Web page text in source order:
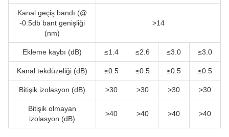
Kanal geçiş bandı (@
-0.5db bant genişliği
(nm)
>14
Ekleme kaybı (dB) ≤1.4 ≤2.6 ≤3.0 ≤3.0
Kanal tekdüzeliği (dB) ≤0.5 ≤0.5 ≤0.5 ≤0.5
Bitişik izolasyon (dB) >30 >30 >30 >30
Bitişik olmayan
izolasyon (dB)
>40 >40 >40 >40